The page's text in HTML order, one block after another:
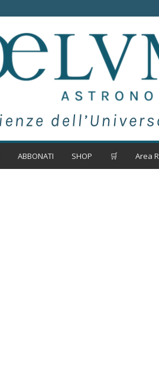
ABBONATI SHOP 🛒 Area